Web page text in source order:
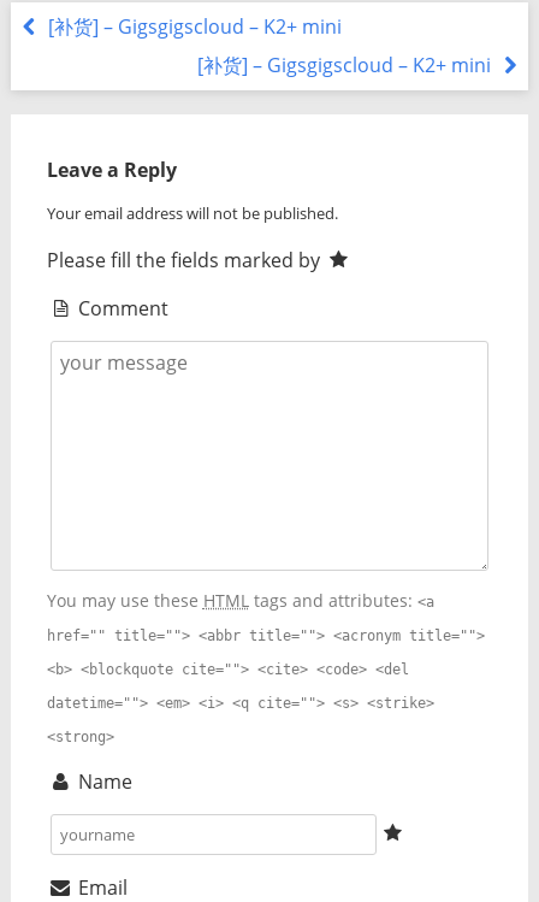
[补货] – Gigsgigscloud – K2+ mini
[补货] – Gigsgigscloud – K2+ mini
Leave a Reply
Your email address will not be published.
Please fill the fields marked by
Comment
You may use these HTMLtags and attributes: <a
href="" title=""> <abbr title=""> <acronym title="">
<b> <blockquote cite=""> <cite> <code> <del
datetime=""> <em> <i> <q cite=""> <s> <strike>
<strong>
Name
Email